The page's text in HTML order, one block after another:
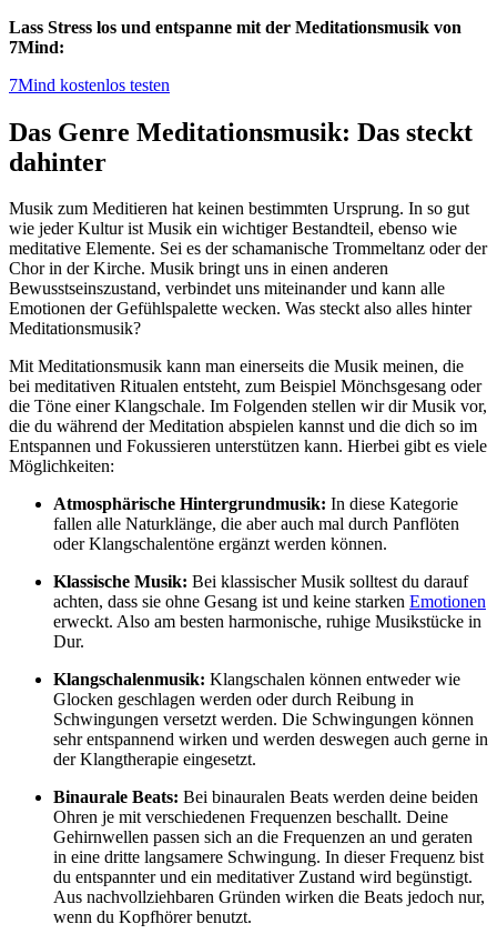
Lass Stress los und entspanne mit der Meditationsmusik von
7Mind:
7Mind kostenlos testen
Das Genre Meditationsmusik: Das steckt
dahinter
Musik zum Meditieren hat keinen bestimmten Ursprung. In so gut
wie jeder Kultur ist Musik ein wichtiger Bestandteil, ebenso wie
meditative Elemente. Sei es der schamanische Trommeltanz oder der
Chor in der Kirche. Musik bringt uns in einen anderen
Bewusstseinszustand, verbindet uns miteinander und kann alle
Emotionen der Gefühlspalette wecken. Was steckt also alles hinter
Meditationsmusik?
Mit Meditationsmusik kann man einerseits die Musik meinen, die
bei meditativen Ritualen entsteht, zum Beispiel Mönchsgesang oder
die Töne einer Klangschale. Im Folgenden stellen wir dir Musik vor,
die du während der Meditation abspielen kannst und die dich so im
Entspannen und Fokussieren unterstützen kann. Hierbei gibt es viele
Möglichkeiten:
Atmosphärische Hintergrundmusik: In diese Kategorie
fallen alle Naturklänge, die aber auch mal durch Panflöten
oder Klangschalentöne ergänzt werden können.
Klassische Musik: Bei klassischer Musik solltest du darauf
achten, dass sie ohne Gesang ist und keine starken Emotionen
erweckt. Also am besten harmonische, ruhige Musikstücke in
Dur.
Klangschalenmusik: Klangschalen können entweder wie
Glocken geschlagen werden oder durch Reibung in
Schwingungen versetzt werden. Die Schwingungen können
sehr entspannend wirken und werden deswegen auch gerne in
der Klangtherapie eingesetzt.
Binaurale Beats: Bei binauralen Beats werden deine beiden
Ohren je mit verschiedenen Frequenzen beschallt. Deine
Gehirnwellen passen sich an die Frequenzen an und geraten
in eine dritte langsamere Schwingung. In dieser Frequenz bist
du entspannter und ein meditativer Zustand wird begünstigt.
Aus nachvollziehbaren Gründen wirken die Beats jedoch nur,
wenn du Kopfhörer benutzt.